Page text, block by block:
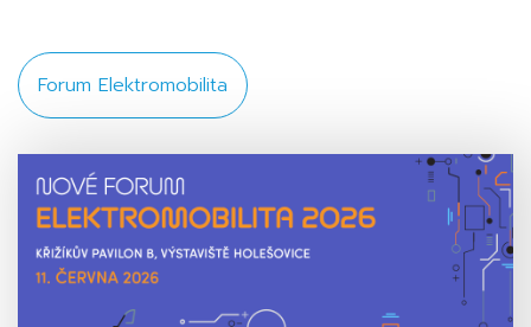
Forum Elektromobilita